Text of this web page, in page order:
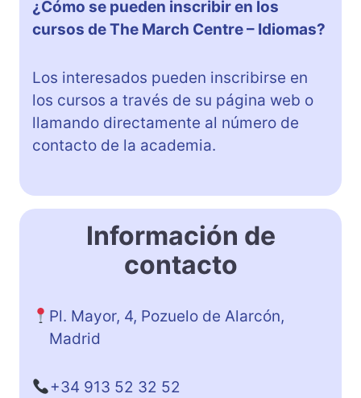
¿Cómo se pueden inscribir en los
cursos de The March Centre – Idiomas?
Los interesados pueden inscribirse en
los cursos a través de su página web o
llamando directamente al número de
contacto de la academia.
Información de
contacto
Pl. Mayor, 4, Pozuelo de Alarcón,
Madrid
+34 913 52 32 52